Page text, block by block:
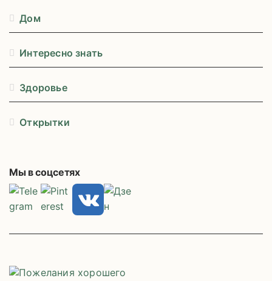
Дом
Интересно знать
Здоровье
Открытки
Мы в соцсетях